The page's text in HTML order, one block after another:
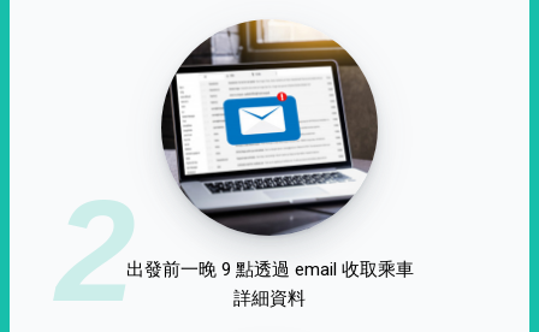
2出發前一晚 9 點透過 email 收取乘車
詳細資料